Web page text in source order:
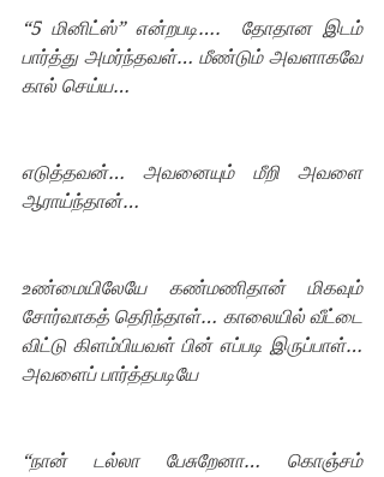
“5 மினிட்ஸ்” என்றபடி….  தோதான இடம்
பார்த்து அமர்ந்தவள்… மீண்டும் அவளாகவே
கால் செய்ய…
எடுத்தவன்… அவனையும் மீறி அவளை
ஆராய்ந்தான்…
உண்மையிலேயே கண்மணிதான் மிகவும்
சோர்வாகத் தெரிந்தாள்… காலையில் வீட்டை
விட்டு கிளம்பியவள் பின் எப்படி இருப்பாள்…
அவளைப் பார்த்தபடியே
“நான் டல்லா பேசுறேனா… கொஞ்சம்